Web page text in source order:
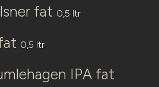
fat 0,5 ltr
0,5 ltr
IPA fat